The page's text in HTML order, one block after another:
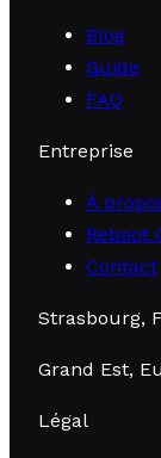
Blog
Guide
FAQ
Entreprise
À
Reboot
Contact
Strasbourg,
Grand Est,
Légal